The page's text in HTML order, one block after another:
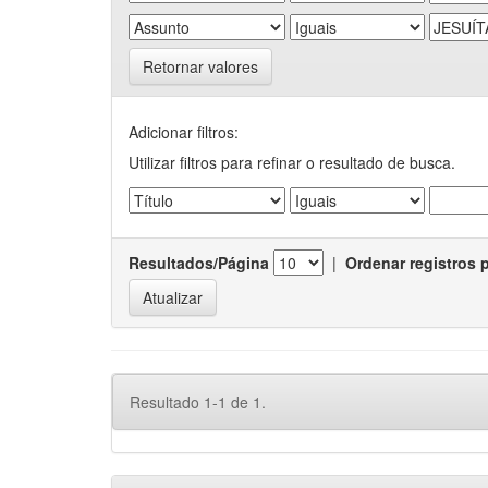
Retornar valores
Adicionar filtros:
Utilizar filtros para refinar o resultado de busca.
Resultados/Página | Ordenar registros
Resultado 1-1 de 1.